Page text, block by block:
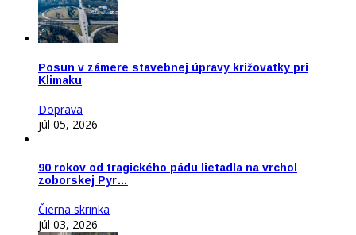
Posun v zámere stavebnej úpravy križovatky pri
Klimaku
Doprava
júl 05, 2026
90 rokov od tragického pádu lietadla na vrchol
zoborskej Pyr…
Čierna skrinka
júl 03, 2026